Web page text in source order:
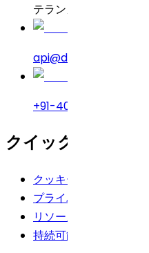
テランガーナ州、インド
api@drreddys.com
+91-40-49002222
クイックリンク
クッキーポリシー
プライバシーポリシー
リソース
持続可能性